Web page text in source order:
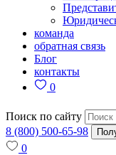
команда
обратная связь
Блог
контакты
0
Поиск по сайту
8 (800) 500-65-98
0